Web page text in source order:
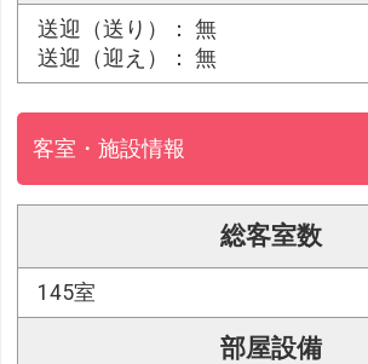
送迎（送り）： 無
送迎（迎え）： 無
客室・施設情報
総客室数
145室
部屋設備